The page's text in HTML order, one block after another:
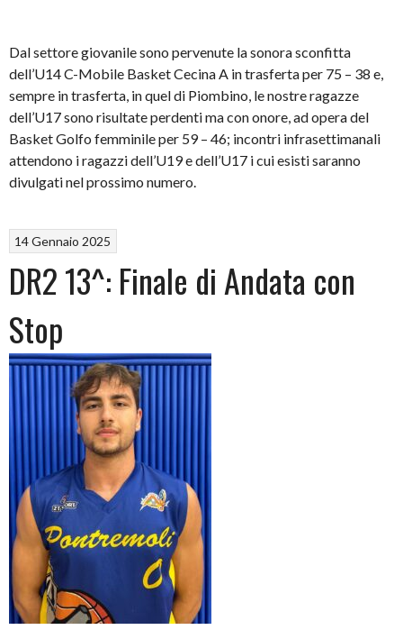
Dal settore giovanile sono pervenute la sonora sconfitta
dell’U14 C-Mobile Basket Cecina A in trasferta per 75 – 38 e,
sempre in trasferta, in quel di Piombino, le nostre ragazze
dell’U17 sono risultate perdenti ma con onore, ad opera del
Basket Golfo femminile per 59 – 46; incontri infrasettimanali
attendono i ragazzi dell’U19 e dell’U17 i cui esisti saranno
divulgati nel prossimo numero.
14 Gennaio 2025
DR2 13^: Finale di Andata con
Stop